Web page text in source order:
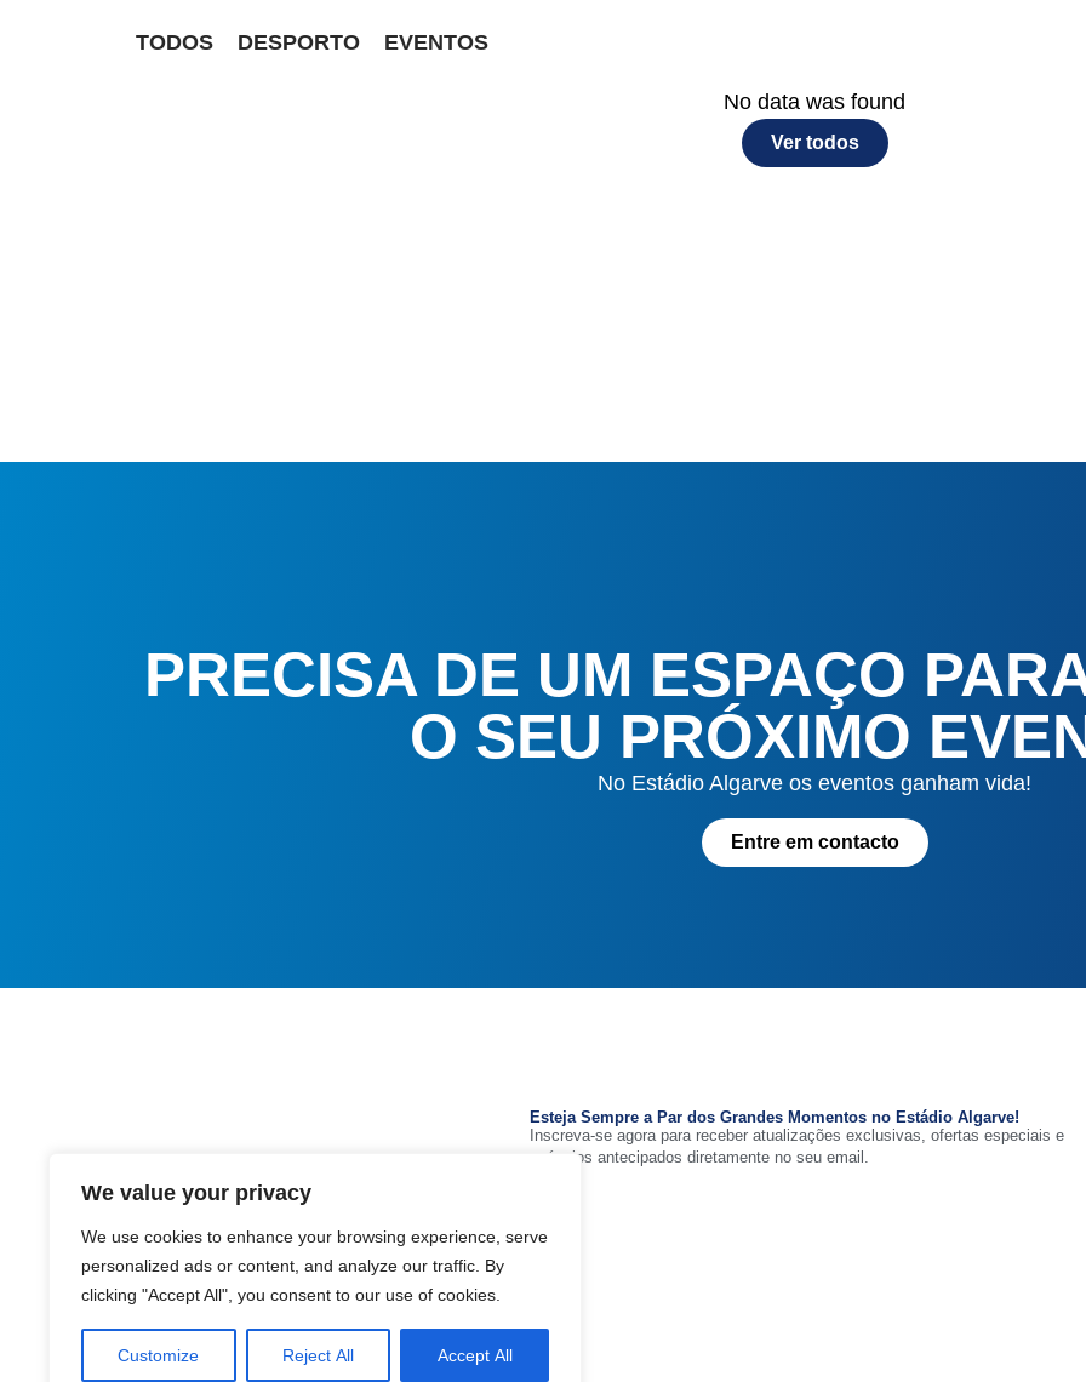
We value your privacy
We use cookies to enhance your browsing experience, serve
personalized ads or content, and analyze our traffic. By
clicking "Accept All", you consent to our use of cookies.
Customize Reject All Accept All
TODOS DESPORTO EVENTOS
No data was found
Ver todos
PRECISA DE UM ESPAÇO
O SEU PRÓXIMO
No Estádio Algarve os eventos ganham vida!
Entre em contacto
+351 289 893 200 (Chamada para a rede
Parque das Cidades, 8135-014 - Loulé
Google maps
Esteja Sempre a Par dos Grandes Momentos no Estádio Algarve!
Inscreva-se agora para receber atualizações exclusivas, ofertas especiais e
anúncios antecipados diretamente no seu email.